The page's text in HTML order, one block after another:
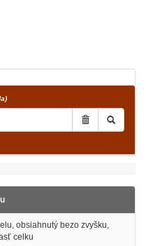
obsiahnutý bezo zvyšku,
celku